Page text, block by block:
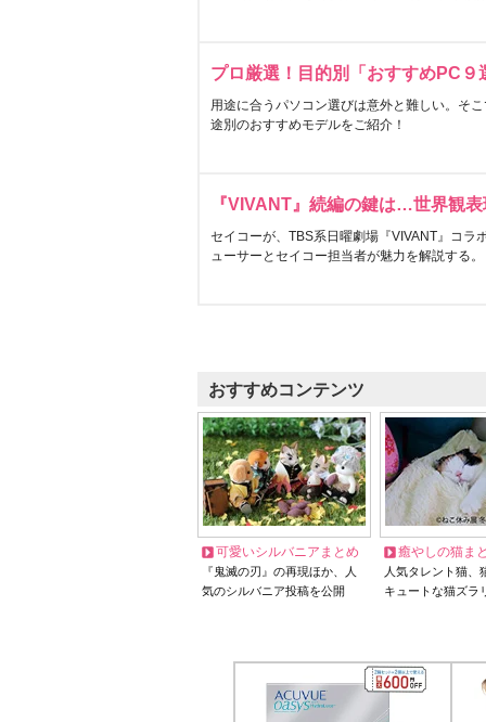
プロ厳選！目的別「おすすめPC９
用途に合うパソコン選びは意外と難しい。そ
途別のおすすめモデルをご紹介！
『VIVANT』続編の鍵は…世界観
セイコーが、TBS系日曜劇場『VIVANT』コラ
ューサーとセイコー担当者が魅力を解説する。
おすすめコンテンツ
可愛いシルバニアまとめ
『鬼滅の刃』の再現ほか、人
気のシルバニア投稿を公開
癒やしの猫ま
人気タレント猫
キュートな猫ズラ